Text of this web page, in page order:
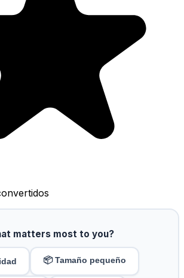
matters most to you?
📦 Tamaño pequeño